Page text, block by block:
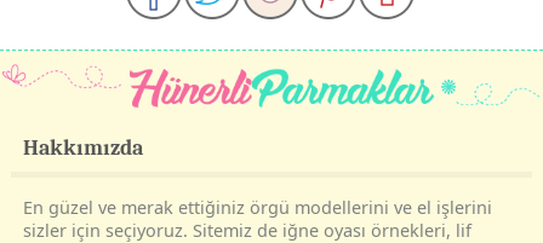
Hakkımızda
En güzel ve merak ettiğiniz örgü modellerini ve el işlerini
sizler için seçiyoruz. Sitemiz de iğne oyası örnekleri, lif